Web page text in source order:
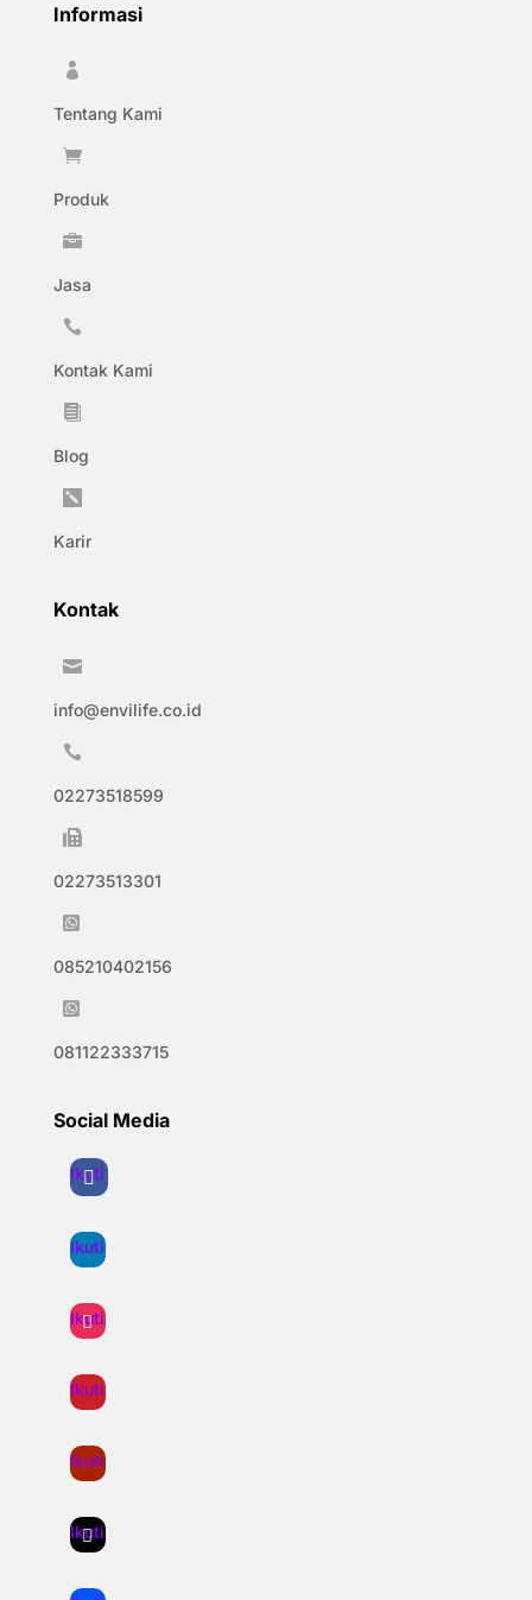
Informasi

Tentang Kami

Produk

Jasa

Kontak Kami

Blog

Karir
Kontak

info@envilife.co.id

02273518599

02273513301

085210402156

081122333715
Social Media
Ikuti
Ikuti
Ikuti
Ikuti
Ikuti
Ikuti